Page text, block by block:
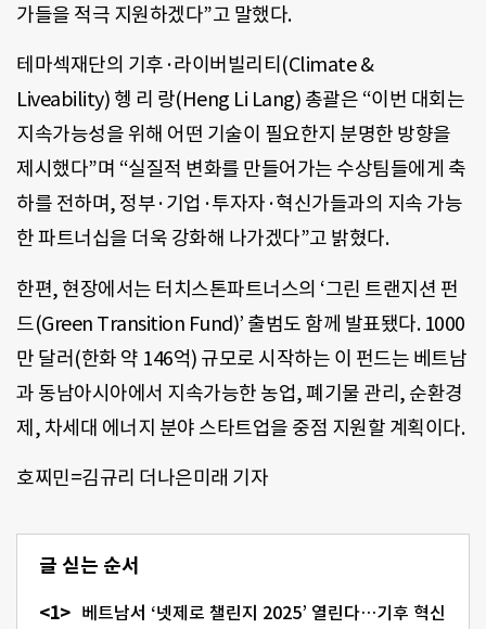
가들을 적극 지원하겠다”고 말했다.
테마섹재단의 기후·라이버빌리티(Climate &
Liveability) 헹 리 랑(Heng Li Lang) 총괄은 “이번 대회는
지속가능성을 위해 어떤 기술이 필요한지 분명한 방향을
제시했다”며 “실질적 변화를 만들어가는 수상팀들에게 축
하를 전하며, 정부·기업·투자자·혁신가들과의 지속 가능
한 파트너십을 더욱 강화해 나가겠다”고 밝혔다.
한편, 현장에서는 터치스톤파트너스의 ‘그린 트랜지션 펀
드(Green Transition Fund)’ 출범도 함께 발표됐다. 1000
만 달러(한화 약 146억) 규모로 시작하는 이 펀드는 베트남
과 동남아시아에서 지속가능한 농업, 폐기물 관리, 순환경
제, 차세대 에너지 분야 스타트업을 중점 지원할 계획이다.
호찌민=김규리 더나은미래 기자
글 싣는 순서
베트남서 ‘넷제로 챌린지 2025’ 열린다…기후 혁신